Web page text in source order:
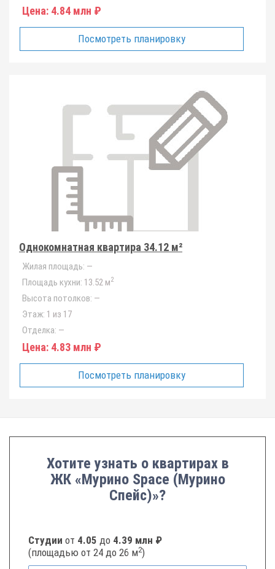
Цена: 4.84 млн ₽
Посмотреть планировку
Однокомнатная квартира 34.12 м²
Жилая площадь: —
Площадь кухни: 13.52 м2
Высота потолков: —
Этаж: 1 из 17
Отделка: —
Цена: 4.83 млн ₽
Посмотреть планировку
Хотите узнать о квартирах в
ЖК «Мурино Space (Мурино
Спейс)»?
Студии от 4.05 до 4.39 млн ₽
(площадью от 24 до 26 м2)